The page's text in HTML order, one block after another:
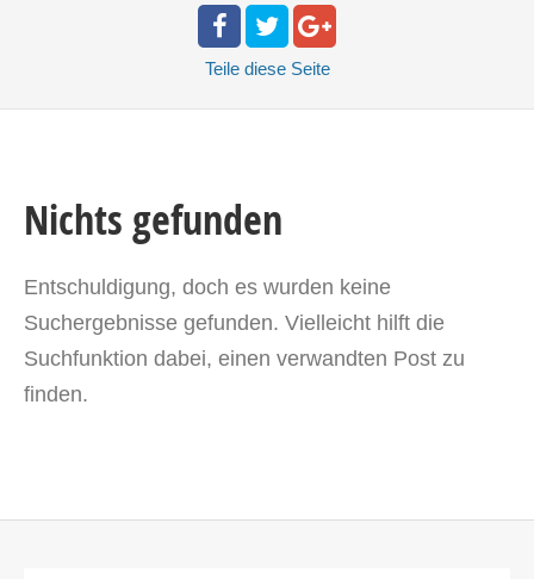
Teile diese Seite
Nichts gefunden
Entschuldigung, doch es wurden keine
Suchergebnisse gefunden. Vielleicht hilft die
Suchfunktion dabei, einen verwandten Post zu
finden.